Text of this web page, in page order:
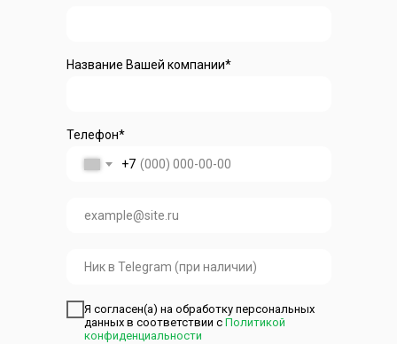
Название Вашей компании*
Телефон*
+7
Я согласен(а) на обработку персональных
данных в соответствии с Политикой
конфиденциальности